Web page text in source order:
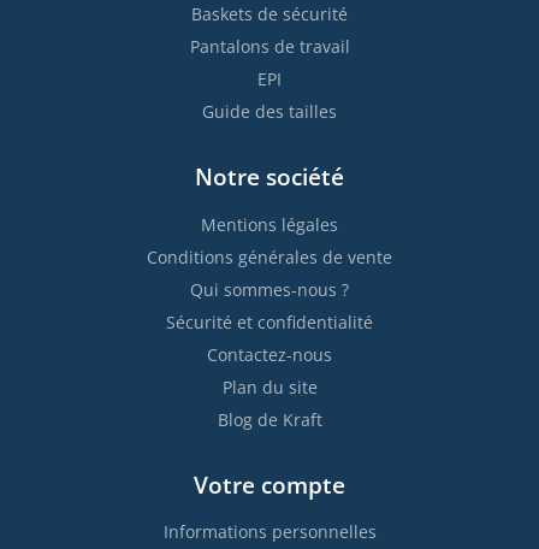
Baskets de sécurité
Pantalons de travail
EPI
Guide des tailles
Notre société
Mentions légales
Conditions générales de vente
Qui sommes-nous ?
Sécurité et confidentialité
Contactez-nous
Plan du site
Blog de Kraft
Votre compte
Informations personnelles